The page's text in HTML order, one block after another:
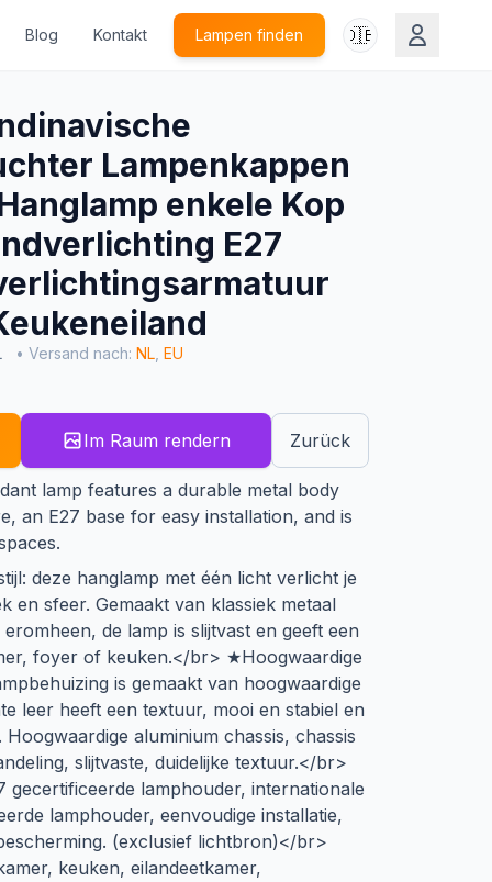
Blog Kontakt Lampen finden 🇩🇪
Lampenkappen
enkele Kop
E27
• Versand nach: NL EU
Im Raum rendern Zurück
lamp features a durable metal body
an E27 base for easy installation, and is
deze hanglamp met één licht verlicht je
en sfeer. Gemaakt van klassiek metaal
de lamp is slijtvast en geeft een
foyer of keuken.</br> ★Hoogwaardige
is gemaakt van hoogwaardige
leer heeft een textuur, mooi en stabiel en
aluminium chassis, chassis
slijtvaste, duidelijke textuur.</br>
gecertificeerde lamphouder, internationale
lamphouder, eenvoudige installatie,
(exclusief lichtbron)</br>
keuken, eilandeetkamer,